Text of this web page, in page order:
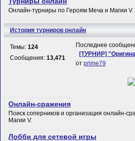
Онлайн-турниры по Героям Меча и Магии V.
История турниров онлайн
Темы:124
Сообщения:13,471
Последнее
[ТУРНИР]
от prime79
Онлайн-сражения
Поиск соперников и организация онлайн-
Магии V.
Лобби для сетевой игры